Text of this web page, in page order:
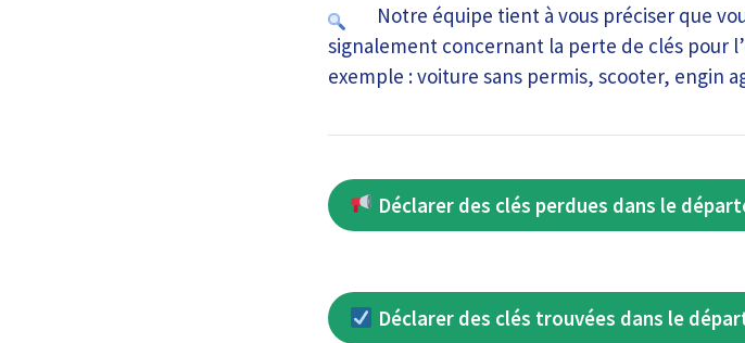
Notre équipe tient à vous préciser que
signalement concernant la perte de clés pour
exemple : voiture sans permis, scooter,
Déclarer des clés perdues dans le
Déclarer des clés trouvées dans le